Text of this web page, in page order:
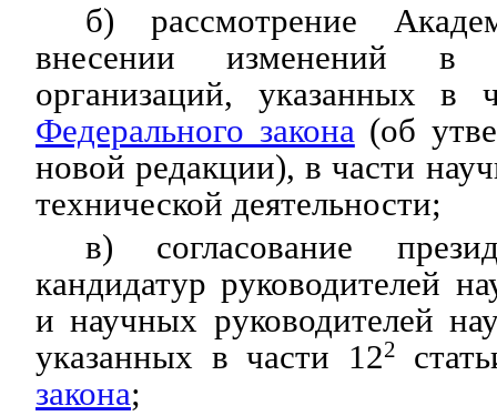
б) рассмотрение
внесении изменений в
организаций, указанных в
Федерального закона(об
новой редакции), в части
технической деятельности;
в) согласование
кандидатур руководителей
и научных руководителей
указанных в части 122
закона;